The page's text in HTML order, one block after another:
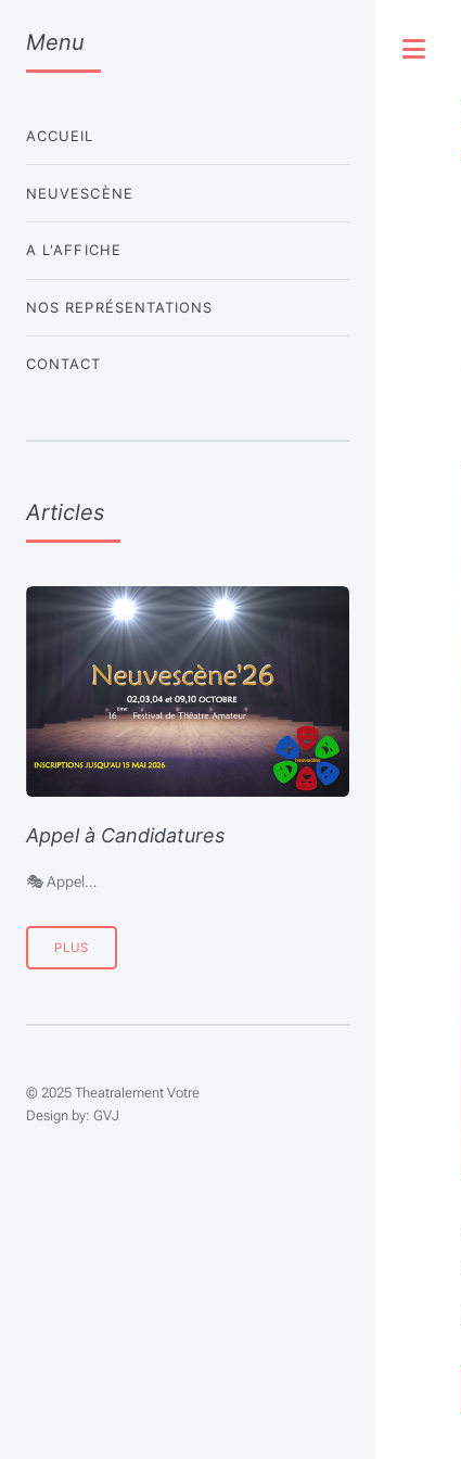
Menu
ACCUEIL
NEUVESCÈNE
A L'AFFICHE
NOS REPRÉSENTATIONS
CONTACT
Articles
Appel à Candidatures
🎭 Appel…
PLUS
© 2025 Theatralement Votre
Design by: GVJ